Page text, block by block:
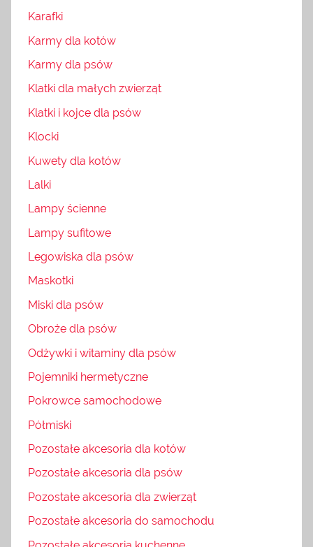
Karafki
Karmy dla kotów
Karmy dla psów
Klatki dla małych zwierząt
Klatki i kojce dla psów
Klocki
Kuwety dla kotów
Lalki
Lampy ścienne
Lampy sufitowe
Legowiska dla psów
Maskotki
Miski dla psów
Obroże dla psów
Odżywki i witaminy dla psów
Pojemniki hermetyczne
Pokrowce samochodowe
Półmiski
Pozostałe akcesoria dla kotów
Pozostałe akcesoria dla psów
Pozostałe akcesoria dla zwierząt
Pozostałe akcesoria do samochodu